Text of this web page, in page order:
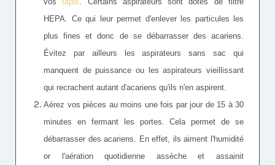
HEPA. Ce qui leur permet d'enlever les particules les
plus fines et donc de se débarrasser des acariens.
Évitez par ailleurs les aspirateurs sans sac qui
manquent de puissance ou les aspirateurs vieillissant
qui recrachent autant d'acariens qu'ils n'en aspirent.
Aérez vos pièces au moins une fois par jour de 15 à 30
minutes en fermant les portes. Cela permet de se
débarrasser des acariens. En effet, ils aiment l'humidité
or l'aération quotidienne assèche et assainit